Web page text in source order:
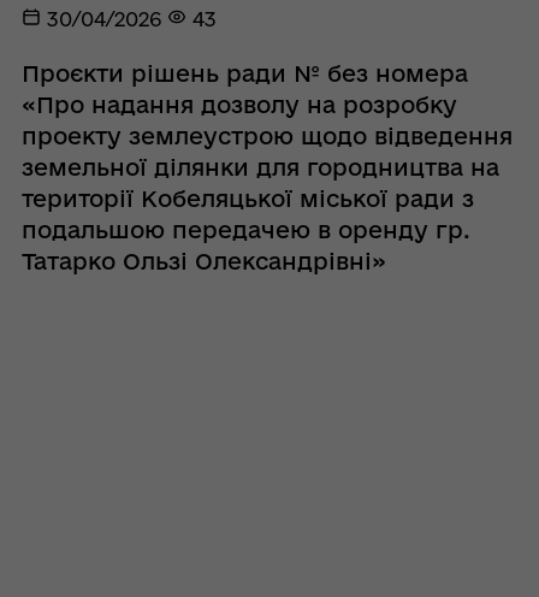
30/04/2026 43
Проєкти рішень ради № без номера
«Про надання дозволу на розробку
проекту землеустрою щодо відведення
земельної ділянки для городництва на
території Кобеляцької міської ради з
подальшою передачею в оренду гр.
Татарко Ользі Олександрівні»